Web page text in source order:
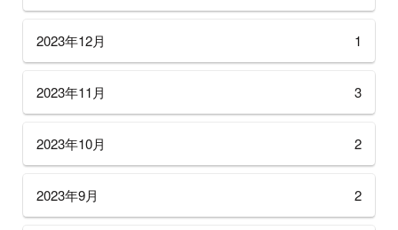
2023年12月 1
2023年11月 3
2023年10月 2
2023年9月 2